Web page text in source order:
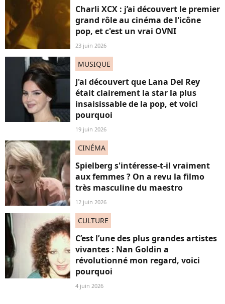
Charli XCX : j’ai découvert le premier
grand rôle au cinéma de l'icône
pop, et c'est un vrai OVNI
23 juin 2026
MUSIQUE
J'ai découvert que Lana Del Rey
était clairement la star la plus
insaisissable de la pop, et voici
pourquoi
19 juin 2026
CINÉMA
Spielberg s'intéresse-t-il vraiment
aux femmes ? On a revu la filmo
très masculine du maestro
12 juin 2026
CULTURE
C’est l’une des plus grandes artistes
vivantes : Nan Goldin a
révolutionné mon regard, voici
pourquoi
4 juin 2026